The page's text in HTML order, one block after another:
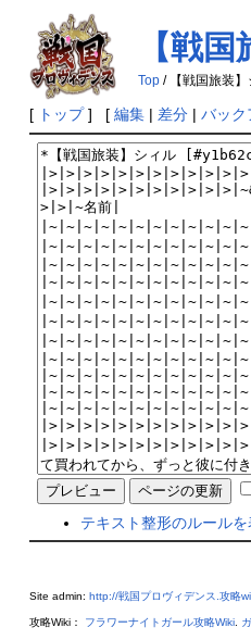
【戦
Top/ 【戦国旅装】
[ トップ] [ 編集| 差分| バック
テキスト整形のルールを
Site admin: http://戦国プロヴィデンス.攻略
攻略Wiki： フラワーナイトガール攻略Wiki.